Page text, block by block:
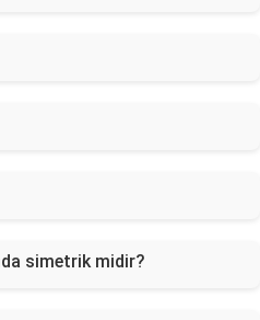
simetrik midir?